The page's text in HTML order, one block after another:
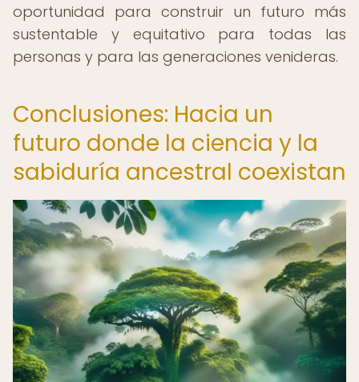
oportunidad para construir un futuro más
sustentable y equitativo para todas las
personas y para las generaciones venideras.
Conclusiones: Hacia un
futuro donde la ciencia y la
sabiduría ancestral coexistan